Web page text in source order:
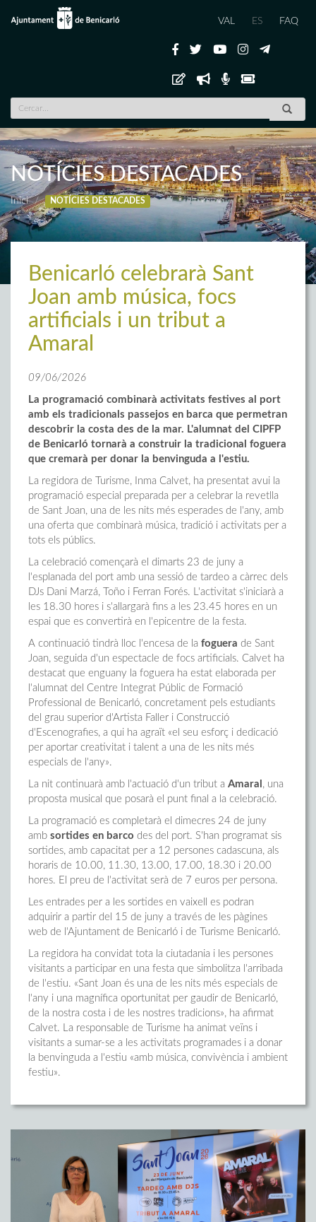
VAL ES FAQ
NOTÍCIES DESTACADES
Inici NOTÍCIES DESTACADES
Benicarló celebrarà Sant
Joan amb música, focs
artificials i un tribut a
Amaral
09/06/2026
La programació combinarà activitats festives al port
amb els tradicionals passejos en barca que permetran
descobrir la costa des de la mar. L'alumnat del CIPFP
de Benicarló tornarà a construir la tradicional foguera
que cremarà per donar la benvinguda a l'estiu.
La regidora de Turisme, Inma Calvet, ha presentat avui la
programació especial preparada per a celebrar la revetlla
de Sant Joan, una de les nits més esperades de l'any, amb
una oferta que combinarà música, tradició i activitats per a
tots els públics.
La celebració començarà el dimarts 23 de juny a
l'esplanada del port amb una sessió de tardeo a càrrec dels
DJs Dani Marzá, Toño i Ferran Forés. L'activitat s'iniciarà a
les 18.30 hores i s'allargarà fins a les 23.45 hores en un
espai que es convertirà en l'epicentre de la festa.
A continuació tindrà lloc l'encesa de la foguera de Sant
Joan, seguida d'un espectacle de focs artificials. Calvet ha
destacat que enguany la foguera ha estat elaborada per
l'alumnat del Centre Integrat Públic de Formació
Professional de Benicarló, concretament pels estudiants
del grau superior d'Artista Faller i Construcció
d'Escenografies, a qui ha agraït «el seu esforç i dedicació
per aportar creativitat i talent a una de les nits més
especials de l'any».
La nit continuarà amb l'actuació d'un tribut a Amaral , una
proposta musical que posarà el punt final a la celebració.
La programació es completarà el dimecres 24 de juny
amb sortides en barco des del port. S'han programat sis
sortides, amb capacitat per a 12 persones cadascuna, als
horaris de 10.00, 11.30, 13.00, 17.00, 18.30 i 20.00
hores. El preu de l'activitat serà de 7 euros per persona.
Les entrades per a les sortides en vaixell es podran
adquirir a partir del 15 de juny a través de les pàgines
web de l'Ajuntament de Benicarló i de Turisme Benicarló.
La regidora ha convidat tota la ciutadania i les persones
visitants a participar en una festa que simbolitza l'arribada
de l'estiu. «Sant Joan és una de les nits més especials de
l'any i una magnífica oportunitat per gaudir de Benicarló,
de la nostra costa i de les nostres tradicions», ha afirmat
Calvet. La responsable de Turisme ha animat veïns i
visitants a sumar-se a les activitats programades i a donar
la benvinguda a l'estiu «amb música, convivència i ambient
festiu».